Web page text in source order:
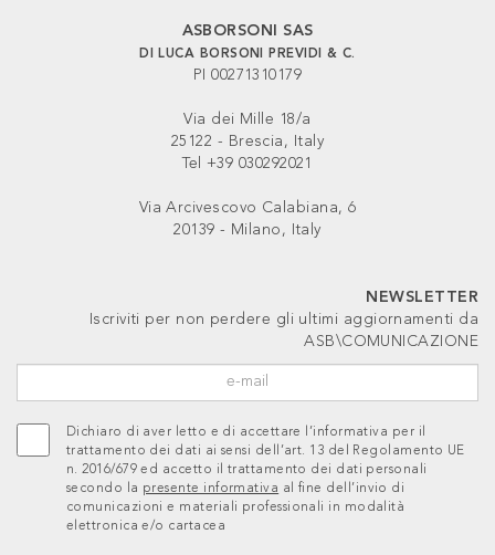
ASBORSONI SAS
DI LUCA BORSONI PREVIDI & C.
PI 00271310179
Via dei Mille 18/a
25122 - Brescia, Italy
Tel +39 030292021
Via Arcivescovo Calabiana, 6
20139 - Milano, Italy
NEWSLETTER
Iscriviti per non perdere gli ultimi aggiornamenti da
ASB\COMUNICAZIONE
Dichiaro di aver letto e di accettare l’informativa per il
trattamento dei dati ai sensi dell’art. 13 del Regolamento UE
n. 2016/679 ed accetto il trattamento dei dati personali
secondo la presente informativa al fine dell’invio di
comunicazioni e materiali professionali in modalità
elettronica e/o cartacea